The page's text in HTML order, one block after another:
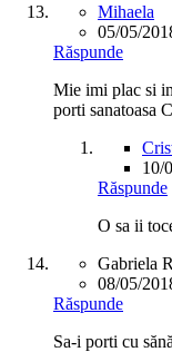
Mihaela
05/05/
Răspunde
Mie imi plac si
porti sanatoasa
10/
Răspunde
O sa ii
Gabriela
08/05/
Răspunde
Sa-i porti cu